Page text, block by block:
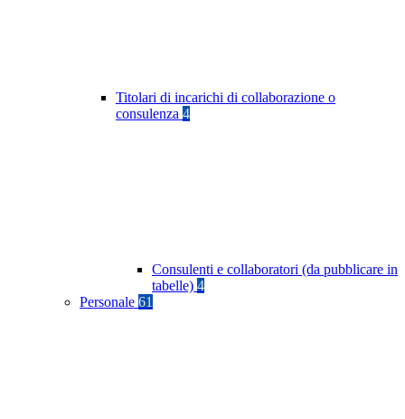
Titolari di incarichi di collaborazione o
consulenza 4
Consulenti e collaboratori (da pubblicare in
tabelle) 4
Personale 61